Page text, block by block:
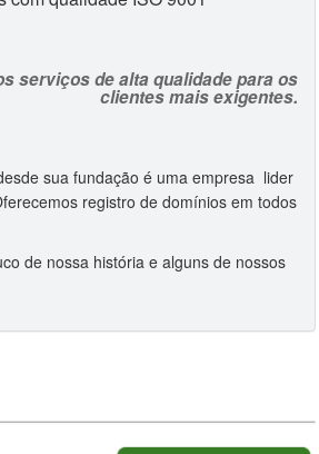
serviços de alta qualidade para os
clientes mais exigentes.
sua fundação é uma empresa lider
registro de domínios em todos
de nossa história e alguns de nossos